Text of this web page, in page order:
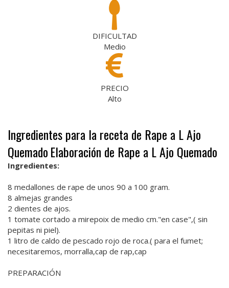
DIFICULTAD
Medio
PRECIO
Alto
Ingredientes para la receta de Rape a L Ajo
QuemadoElaboración de Rape a L Ajo Quemado
Ingredientes:
8 medallones de rape de unos 90 a 100 gram.
8 almejas grandes
2 dientes de ajos.
1 tomate cortado a mirepoix de medio cm."en case",( sin
pepitas ni piel).
1 litro de caldo de pescado rojo de roca.( para el fumet;
necesitaremos, morralla,cap de rap,cap
PREPARACIÓN